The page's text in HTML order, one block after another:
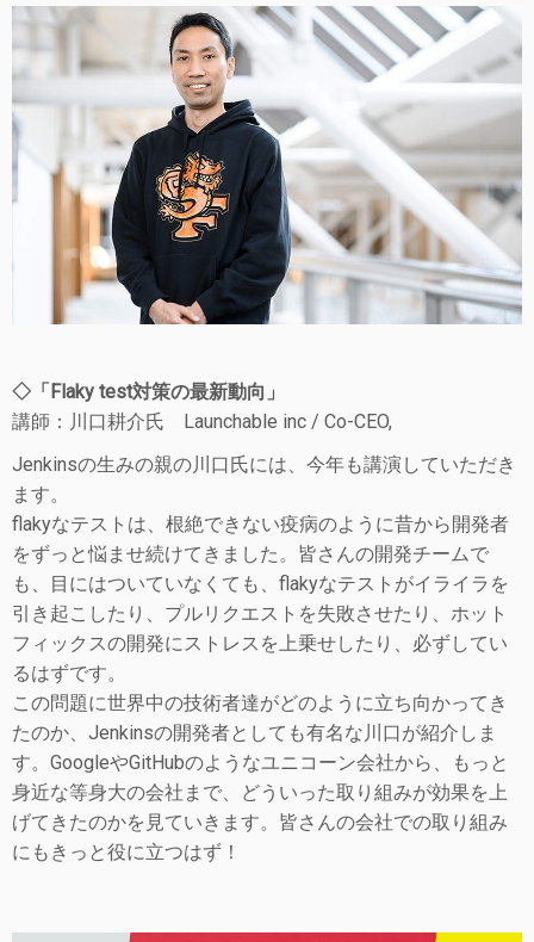
◇「Flaky test対策の最新動向」
講師：川口耕介氏 Launchable inc / Co-CEO,
Jenkinsの生みの親の川口氏には、今年も講演していただき
ます。
flakyなテストは、根絶できない疫病のように昔から開発者
をずっと悩ませ続けてきました。皆さんの開発チームで
も、目にはついていなくても、flakyなテストがイライラを
引き起こしたり、プルリクエストを失敗させたり、ホット
フィックスの開発にストレスを上乗せしたり、必ずしてい
るはずです。
この問題に世界中の技術者達がどのように立ち向かってき
たのか、Jenkinsの開発者としても有名な川口が紹介しま
す。GoogleやGitHubのようなユニコーン会社から、もっと
身近な等身大の会社まで、どういった取り組みが効果を上
げてきたのかを見ていきます。皆さんの会社での取り組み
にもきっと役に立つはず！